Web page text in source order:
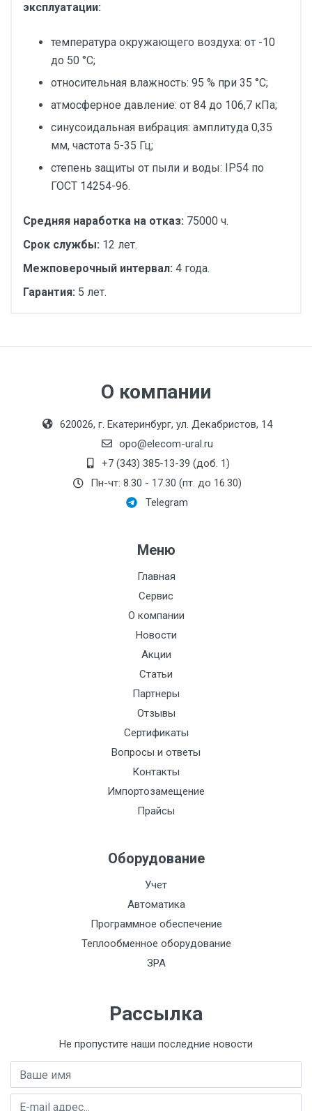
эксплуатации:
температура окружающего воздуха: от -10
до 50 °С;
относительная влажность: 95 % при 35 °С;
атмосферное давление: от 84 до 106,7 кПа;
синусоидальная вибрация: амплитуда 0,35
мм, частота 5-35 Гц;
степень защиты от пыли и воды: IP54 по
ГОСТ 14254-96.
Средняя наработка на отказ: 75000 ч.
Срок службы: 12 лет.
Межповерочный интервал: 4 года.
Гарантия: 5 лет.
Монтажная длина, мм:
Производитель:
Логика
Номинальный диаметр
патрубков, мм:
дм:
Давление, МПа:
Электроописание:
Тип мотора:
давление:
Стоимость поверки:
t, С:
Питание:
Сталь:
Функционально:
Импульсный выход:
Индикация:
Класс
НСХ:
Кол-во каналов:
Давление, кгс/м3:
Давление, кПа:
О компании
620026, г. Екатеринбург, ул. Декабристов, 14
opo@elecom-ural.ru
+7 (343) 385-13-39 (доб. 1)
Пн-чт: 8.30 - 17.30 (пт. до 16.30)
Telegram
Меню
Главная
Сервис
О компании
Новости
Акции
Статьи
Партнеры
Отзывы
Сертификаты
Вопросы и ответы
Контакты
Импортозамещение
Прайсы
Оборудование
Учет
Автоматика
Программное обеспечение
Теплообменное оборудование
ЗРА
Рассылка
Не пропустите наши последние новости